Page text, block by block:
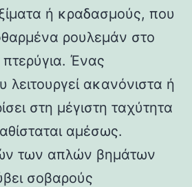
ή κραδασμούς, που
ρουλεμάν στο
Ένας
λειτουργεί ακανόνιστα ή
στη μέγιστη ταχύτητα
αμέσως.
των απλών βημάτων
σοβαρούς